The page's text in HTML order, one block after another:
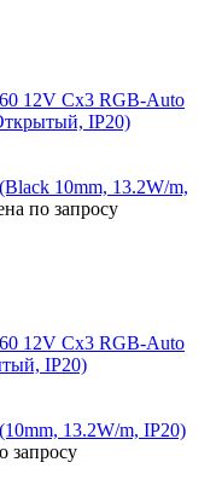
10mm, 13.2W/m,
по запросу
13.2W/m, IP20)
запросу